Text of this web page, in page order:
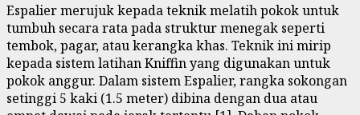
Espalier merujuk kepada teknik melatih pokok untuk
tumbuh secara rata pada struktur menegak seperti
tembok, pagar, atau kerangka khas. Teknik ini mirip
kepada sistem latihan Kniffin yang digunakan untuk
pokok anggur. Dalam sistem Espalier, rangka sokongan
setinggi 5 kaki (1.5 meter) dibina dengan dua atau